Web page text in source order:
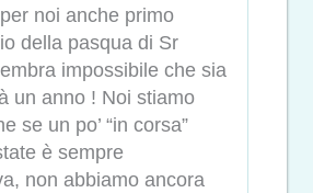
noi anche primo
della pasqua di Sr
impossibile che sia
un anno ! Noi stiamo
se un po’ “in corsa”
è sempre
non abbiamo ancora